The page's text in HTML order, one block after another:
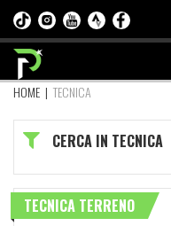
HOME | TECNICA
CERCA IN TECNICA
TECNICA TERRENO